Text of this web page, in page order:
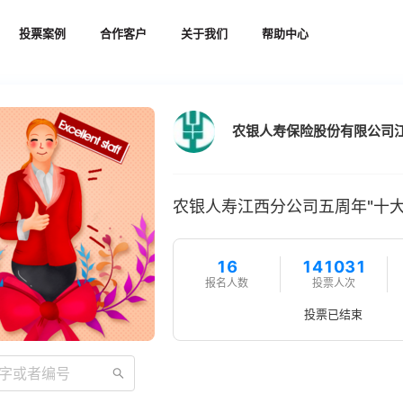
投票案例 合作客户 关于我们 帮助中心
农银人寿江西分公司五周年"十
16
报名人数
141031
投票人次
投票已结束